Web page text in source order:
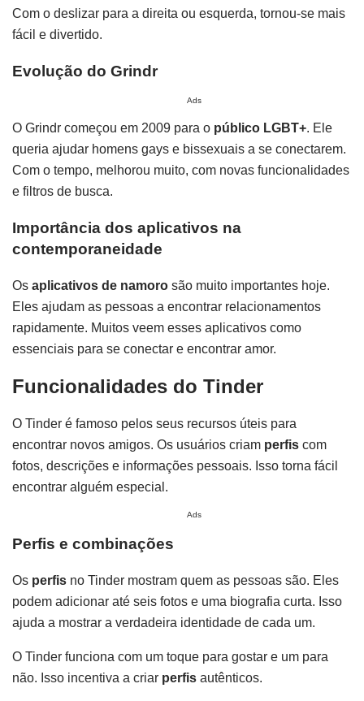
Com o deslizar para a direita ou esquerda, tornou-se mais
fácil e divertido.
Evolução do Grindr
Ads
O Grindr começou em 2009 para o público LGBT+. Ele
queria ajudar homens gays e bissexuais a se conectarem.
Com o tempo, melhorou muito, com novas funcionalidades
e filtros de busca.
Importância dos aplicativos na
contemporaneidade
Os aplicativos de namoro são muito importantes hoje.
Eles ajudam as pessoas a encontrar relacionamentos
rapidamente. Muitos veem esses aplicativos como
essenciais para se conectar e encontrar amor.
Funcionalidades do Tinder
O Tinder é famoso pelos seus recursos úteis para
encontrar novos amigos. Os usuários criam perfis com
fotos, descrições e informações pessoais. Isso torna fácil
encontrar alguém especial.
Ads
Perfis e combinações
Os perfis no Tinder mostram quem as pessoas são. Eles
podem adicionar até seis fotos e uma biografia curta. Isso
ajuda a mostrar a verdadeira identidade de cada um.
O Tinder funciona com um toque para gostar e um para
não. Isso incentiva a criar perfis autênticos.